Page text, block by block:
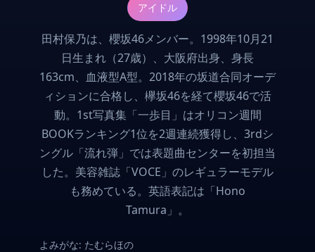
アイドル
田村保乃は、櫻坂46メンバー。1998年10月21
日生まれ（27歳）、大阪府出身、身長
163cm、血液型A型。2018年の坂道合同オーデ
ィションに合格し、欅坂46を経て櫻坂46で活
動。1st写真集「一歩目」はオリコン週間
BOOKランキング1位を2週連続獲得し、3rdシ
ングル「流れ弾」では表題曲センターを初担当
した。美容雑誌「VOCE」のレギュラーモデル
も務めている。英語表記は「Hono
Tamura」。
よみがな: たむらほの